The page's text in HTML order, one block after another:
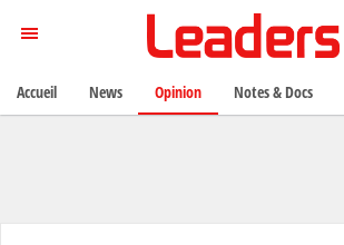
Accueil News Opinion Notes & Docs